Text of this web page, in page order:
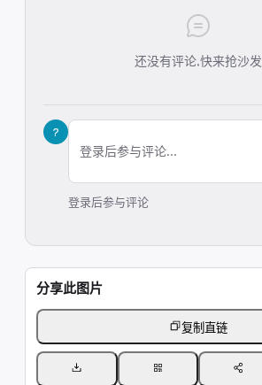
还没有评论,快来抢沙发
?
登录后参与评论...
登录后参与评论
分享此图片
复制直链